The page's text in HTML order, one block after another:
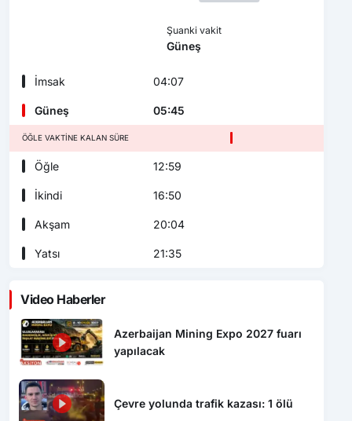
Şuanki vakit
Güneş
İmsak 04:07
Güneş 05:45
ÖĞLE VAKTINE KALAN SÜRE
Öğle 12:59
İkindi 16:50
Akşam 20:04
Yatsı 21:35
Video Haberler
Azerbaijan Mining Expo 2027 fuarı
yapılacak
Çevre yolunda trafik kazası: 1 ölü